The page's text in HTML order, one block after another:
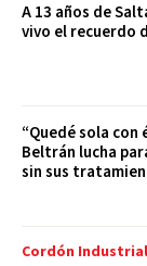
A 13 años de
vivo el recuerdo
“Quedé sola con
Beltrán lucha
sin sus
Cordón Industrial